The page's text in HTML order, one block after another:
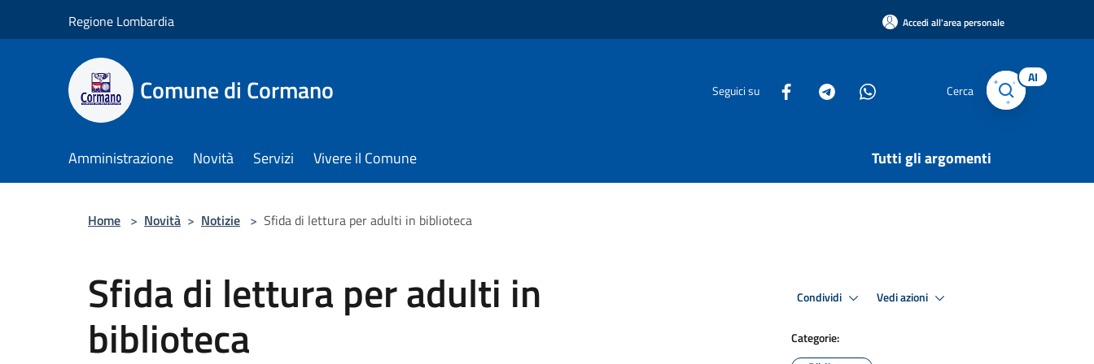
Regione Lombardia Accedi all'area personale
Comune di Cormano Seguici su Cerca
AI
Amministrazione Novità Servizi Vivere il Comune Tutti gli argomenti
Home > Novità > Notizie > Sfida di lettura per adulti in biblioteca
Sfida di lettura per adulti in
biblioteca
Condividi Vedi azioni
Categorie: